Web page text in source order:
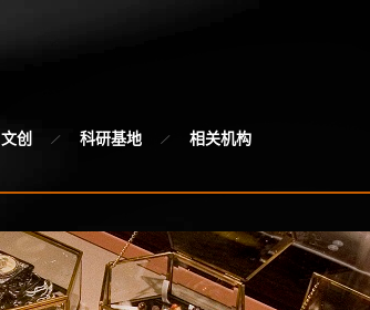
文创 科研基地 相关机构